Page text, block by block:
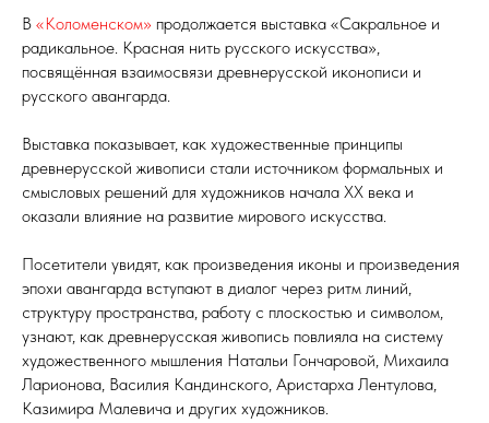
В «Коломенском» продолжается выставка «Сакральное и
радикальное. Красная нить русского искусства»,
посвящённая взаимосвязи древнерусской иконописи и
русского авангарда.
Выставка показывает, как художественные принципы
древнерусской живописи стали источником формальных и
смысловых решений для художников начала XX века и
оказали влияние на развитие мирового искусства.
Посетители увидят, как произведения иконы и произведения
эпохи авангарда вступают в диалог через ритм линий,
структуру пространства, работу с плоскостью и символом,
узнают, как древнерусская живопись повлияла на систему
художественного мышления Натальи Гончаровой, Михаила
Ларионова, Василия Кандинского, Аристарха Лентулова,
Казимира Малевича и других художников.